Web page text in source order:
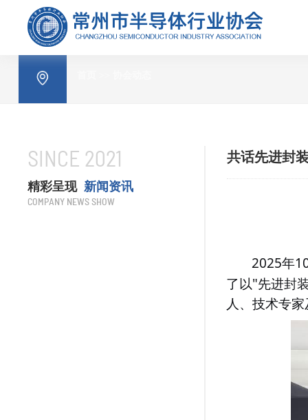
SINCE 2021
精彩呈现 新闻资讯
COMPANY NEWS SHOW
共话先进封
2025年
了以"先进封
人、技术专